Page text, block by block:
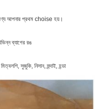
আপনার প্রথম choise হয়।
ব্যাগের রঙ
মিত্বলশি, সুজুকি, নিসান, হুন্দাই, হন্ডা